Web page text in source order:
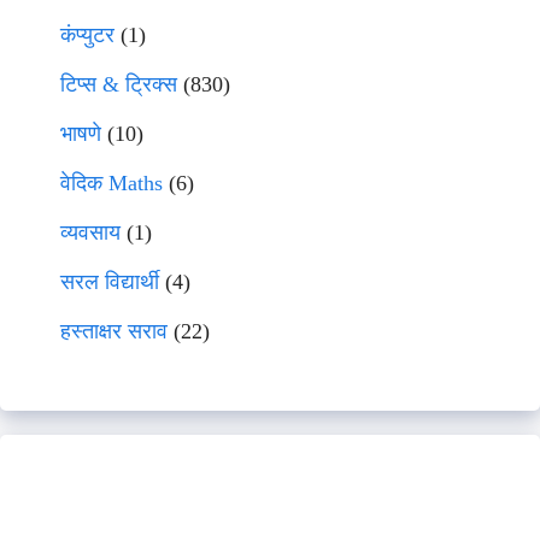
कंप्युटर (1)
टिप्स & ट्रिक्स(830)
भाषणे(10)
वेदिक Maths (6)
व्यवसाय(1)
सरल विद्यार्थी(4)
हस्ताक्षर सराव (22)